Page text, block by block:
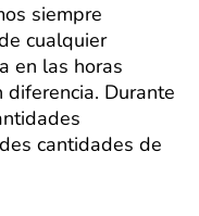
siempre
cualquier
en las horas
Durante
cantidades de